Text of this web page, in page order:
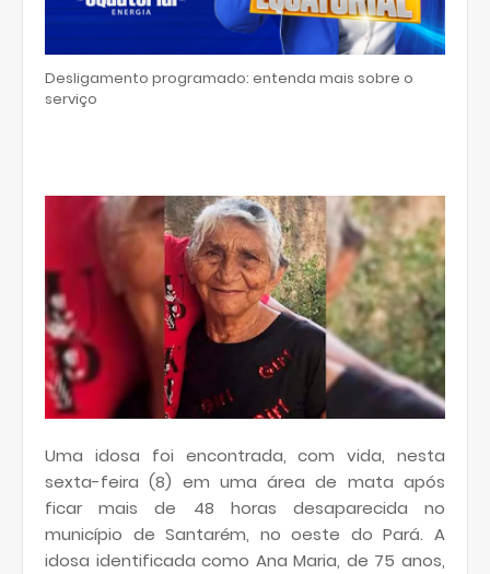
Desligamento programado: entenda mais sobre o
serviço
Uma idosa foi encontrada, com vida, nesta
sexta-feira (8) em uma área de mata após
ficar mais de 48 horas desaparecida no
município de Santarém, no oeste do Pará. A
idosa identificada como Ana Maria, de 75 anos,